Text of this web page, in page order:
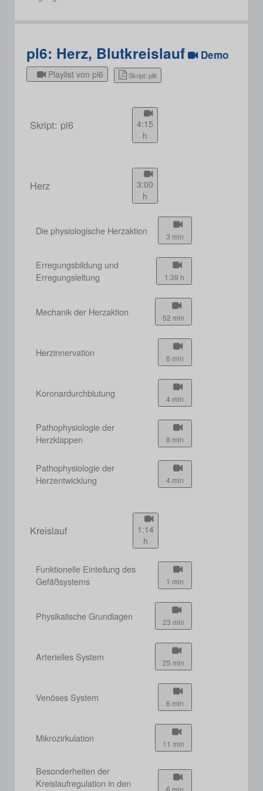
pl6: Herz, Blutkreislauf Demo
Playlist von pl6 Skript: pl6
Skript: pl6
4:15
h
Herz
3:00
h
Die physiologische Herzaktion 3 min
Erregungsbildung und
Erregungsleitung
1:39 h
Mechanik der Herzaktion 52 min
Herzinnervation 6 min
Koronardurchblutung 4 min
Pathophysiologie der
Herzklappen
8 min
Pathophysiologie der
Herzentwicklung
4 min
Kreislauf
1:14
h
Funktionelle Einteilung des
Gefäßsystems
1 min
Physikalische Grundlagen 23 min
Arterielles System 25 min
Venöses System 6 min
Mikrozirkulation 11 min
Besonderheiten der
Kreislaufregulation in den
6 min